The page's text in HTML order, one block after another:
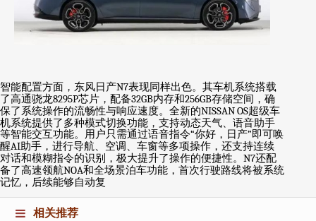
智能配置方面，东风日产N7表现同样出色。其车机系统搭载
了高通骁龙8295P芯片，配备32GB内存和256GB存储空间，确
保了系统操作的流畅性与响应速度。全新的NISSAN OS超级车
机系统提供了多种模式切换功能，支持动态天气、语音助手
等智能交互功能。用户只需通过语音指令“你好，日产”即可唤
醒AI助手，进行导航、空调、车窗等多项操作，还支持连续
对话和模糊指令的识别，极大提升了操作的便捷性。 N7还配
备了高速领航NOA和全场景泊车功能，首次行驶路线将被系统
记忆，后续能够自动复
相关推荐